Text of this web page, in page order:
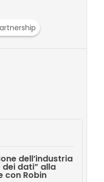
dell’industria
dati” alla
con Robin